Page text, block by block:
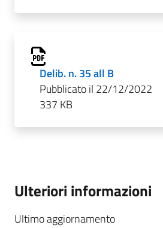
Delib. n. 35 all B
Pubblicato il 22/12/2022
337 KB
Ulteriori informazioni
Ultimo aggiornamento